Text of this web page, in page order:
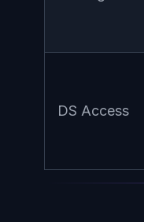
DS Access